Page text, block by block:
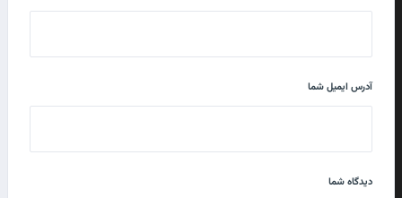
آدرس ایمیل شما
دیدگاه شما